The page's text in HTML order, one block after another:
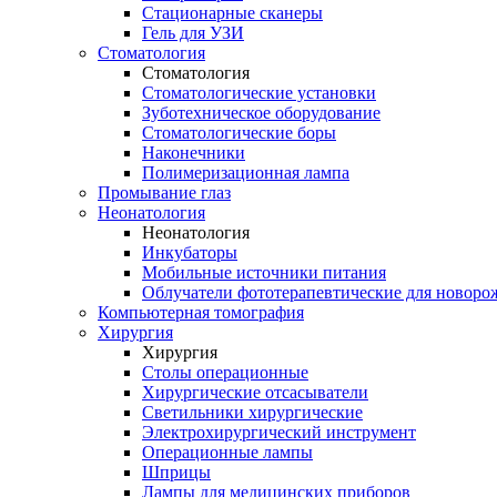
Стационарные сканеры
Гель для УЗИ
Стоматология
Стоматология
Стоматологические установки
Зуботехническое оборудование
Стоматологические боры
Наконечники
Полимеризационная лампа
Промывание глаз
Неонатология
Неонатология
Инкубаторы
Мобильные источники питания
Облучатели фототерапевтические для
Компьютерная томография
Хирургия
Хирургия
Столы операционные
Хирургические отсасыватели
Светильники хирургические
Электрохирургический инструмент
Операционные лампы
Шприцы
Лампы для медицинских приборов